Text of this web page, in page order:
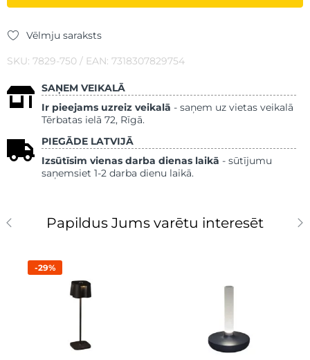
Vēlmju saraksts
SKU: 7829-750 / EAN: 7318307829754
SAŅEM VEIKALĀ
Ir pieejams uzreiz veikalā - saņem uz vietas veikalā
Tērbatas ielā 72, Rīgā.
PIEGĀDE LATVIJĀ
Izsūtīsim vienas darba dienas laikā - sūtījumu
saņemsiet 1-2 darba dienu laikā.
Papildus Jums varētu interesēt
-29%